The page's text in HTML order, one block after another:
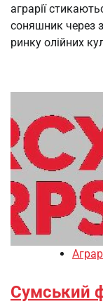
аграрії
соняшник через
ринку олійних
Сумський